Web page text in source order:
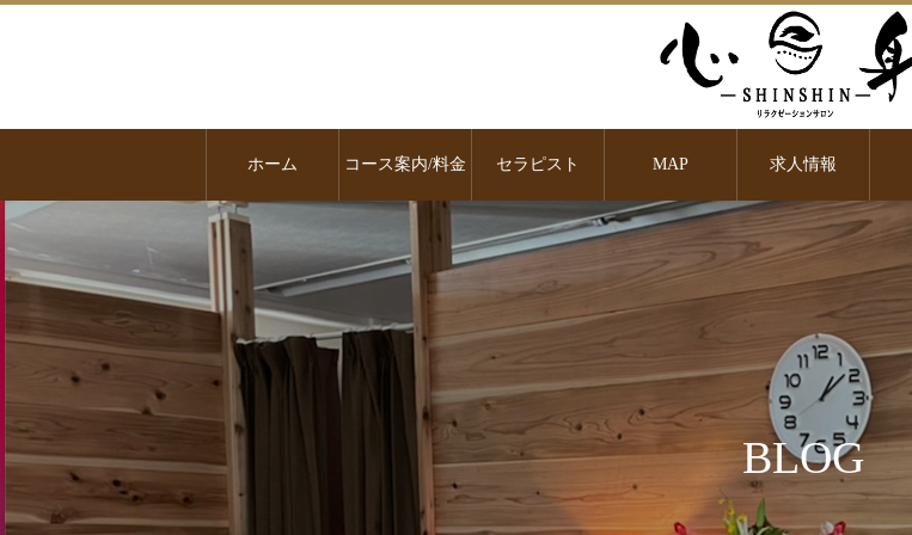
ホーム コース案内/料金 セラピスト MAP 求人情報
BLOG